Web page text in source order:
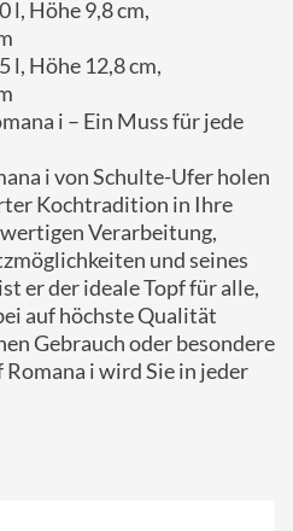
l, Höhe 9,8 cm,
l, Höhe 12,8 cm,
i – Ein Muss für jede
i von Schulte-Ufer holen
Kochtradition in Ihre
Verarbeitung,
und seines
er der ideale Topf für alle,
auf höchste Qualität
Gebrauch oder besondere
i wird Sie in jeder